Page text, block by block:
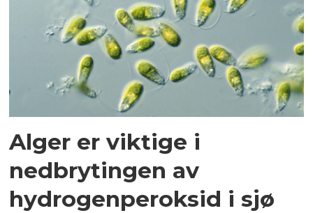
Alger er viktige i
nedbrytingen av
hydrogenperoksid i sjø